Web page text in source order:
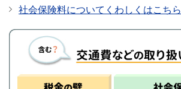
社会保険料についてくわしくはこちら